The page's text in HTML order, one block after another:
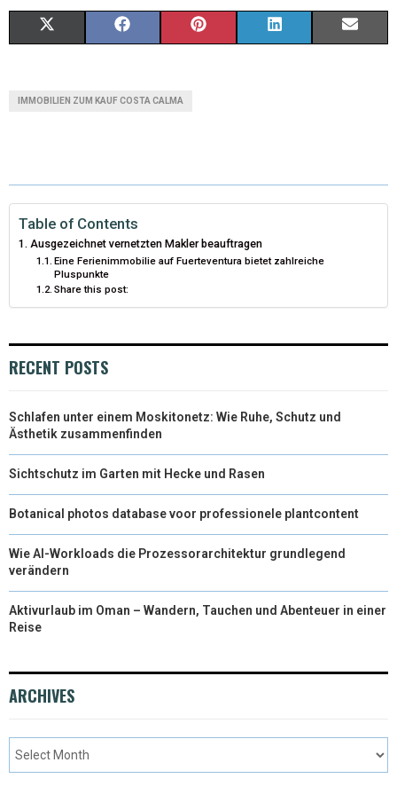
T
T
E
R
O
K
R
S
D
IMMOBILIEN ZUM KAUF COSTA CALMA
Table of Contents
Ausgezeichnet vernetzten Makler beauftragen
Eine Ferienimmobilie auf Fuerteventura bietet zahlreiche
Pluspunkte
Share this post:
RECENT POSTS
Schlafen unter einem Moskitonetz: Wie Ruhe, Schutz und
Ästhetik zusammenfinden
Sichtschutz im Garten mit Hecke und Rasen
Botanical photos database voor professionele plantcontent
Wie AI-Workloads die Prozessorarchitektur grundlegend
verändern
Aktivurlaub im Oman – Wandern, Tauchen und Abenteuer in einer
Reise
ARCHIVES